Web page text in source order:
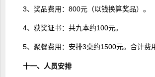
3、奖品费用：800元（以钱换算奖品）。
4、获奖证书：共九本约100元。
5、聚餐费用：安排3桌约1500元。合计费
十一、人员安排